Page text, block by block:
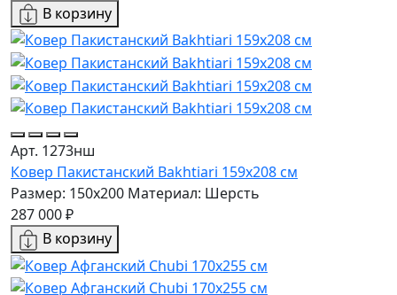
В корзину
Арт. 1273нш
Ковер Пакистанский Bakhtiari 159x208 см
Размер: 150x200 Материал: Шерсть
287 000 ₽
В корзину